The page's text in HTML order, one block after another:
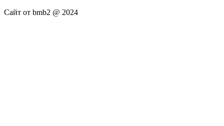
Сайт от bmb2 @ 2024